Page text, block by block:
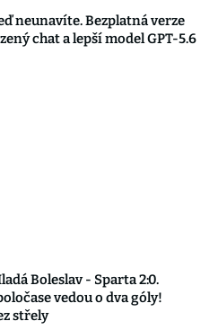
neunavíte. Bezplatná verze
chat a lepší model GPT-5.6
Boleslav - Sparta 2:0.
vedou o dva góly!
střely